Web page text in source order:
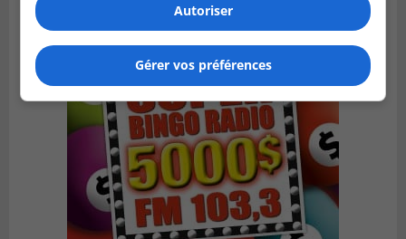
Autoriser
Gérer vos préférences